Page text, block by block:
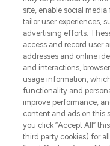
Bądź
najnowszych
uznanych
otrzyma
z
Do Not
site, enable social
tailor user experiences,
advertising efforts.
access and record user
addresses and online
and interactions,
usage information,
functionality and
improve performance,
content and ads on this
you click “Accept All”
third party cookies) for